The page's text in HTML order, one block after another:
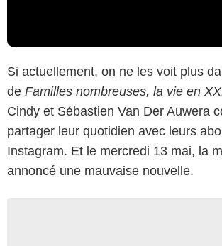
Si actuellement, on ne les voit plus
de Familles nombreuses, la vie en
Cindy et Sébastien Van Der Auwera
partager leur quotidien avec leurs
Instagram. Et le mercredi 13 mai, la
annoncé une mauvaise nouvelle.